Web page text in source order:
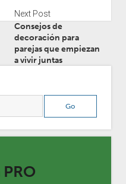
Next Post
Consejos de
decoración para
parejas que empiezan
a vivir juntas
PRO